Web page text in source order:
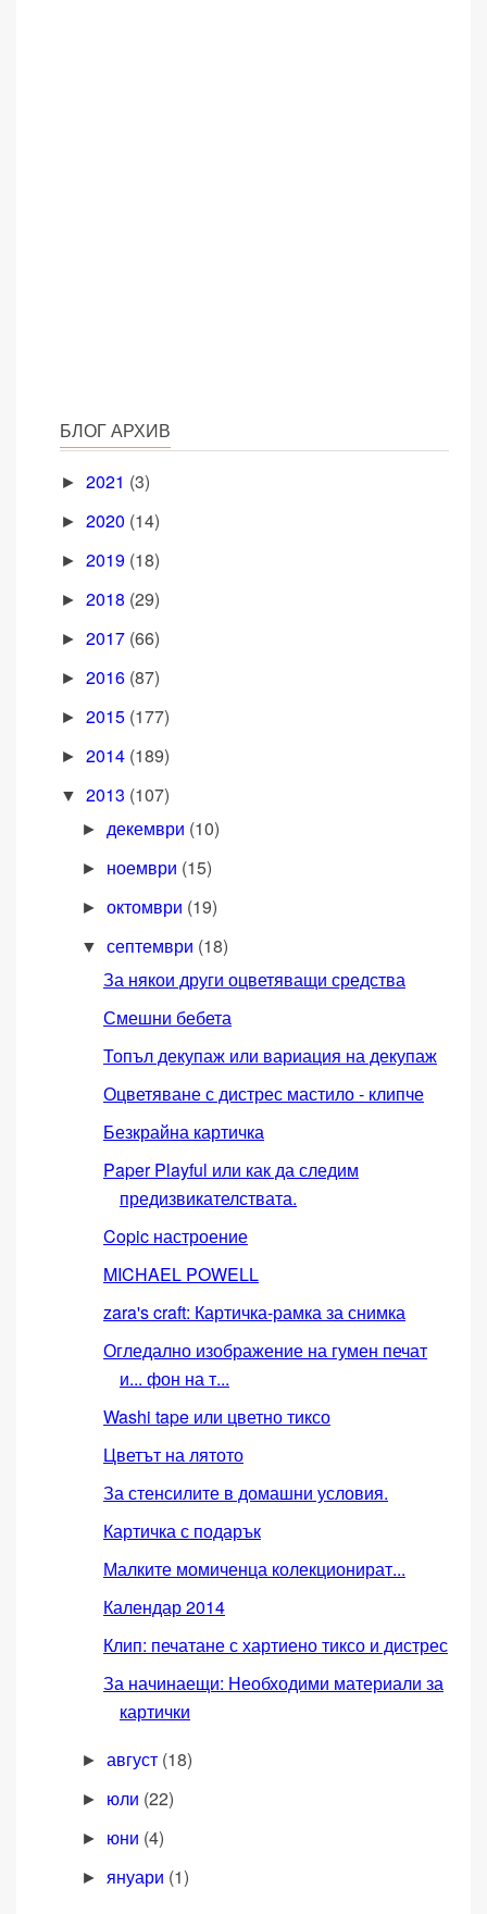
БЛОГ АРХИВ
► 2021 (3)
► 2020 (14)
► 2019 (18)
► 2018 (29)
► 2017 (66)
► 2016 (87)
► 2015 (177)
► 2014 (189)
▼ 2013 (107)
► декември (10)
► ноември (15)
►октомври (19)
▼септември (18)
За някои други оцветяващи средства
Смешни бебета
Топъл декупаж или вариация на декупаж
Оцветяване с дистрес мастило - клипче
Безкрайна картичка
Paper Playful или как да следим
предизвикателствата.
Copic настроение
MICHAEL POWELL
zara's craft: Картичка-рамка за снимка
Огледално изображение на гумен печат
и... фон на т...
Washi tape или цветно тиксо
Цветът на лятото
За стенсилите в домашни условия.
Картичка с подарък
Малките момиченца колекционират...
Календар 2014
Клип: печатане с хартиено тиксо и дистрес
За начинаещи: Необходими материали за
картички
►август (18)
► юли (22)
► юни (4)
► януари (1)